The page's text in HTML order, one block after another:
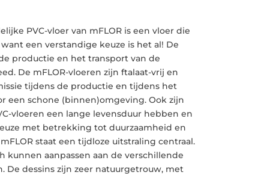
PVC-vloer van mFLOR is een vloer die
een verstandige keuze is het al! De
productie en het transport van de
De mFLOR-vloeren zijn ftalaat-vrij en
tijdens de productie en tijdens het
een schone (binnen)omgeving. Ook zijn
vloeren een lange levensduur hebben en
met betrekking tot duurzaamheid en
staat een tijdloze uitstraling centraal.
kunnen aanpassen aan de verschillende
De dessins zijn zeer natuurgetrouw, met